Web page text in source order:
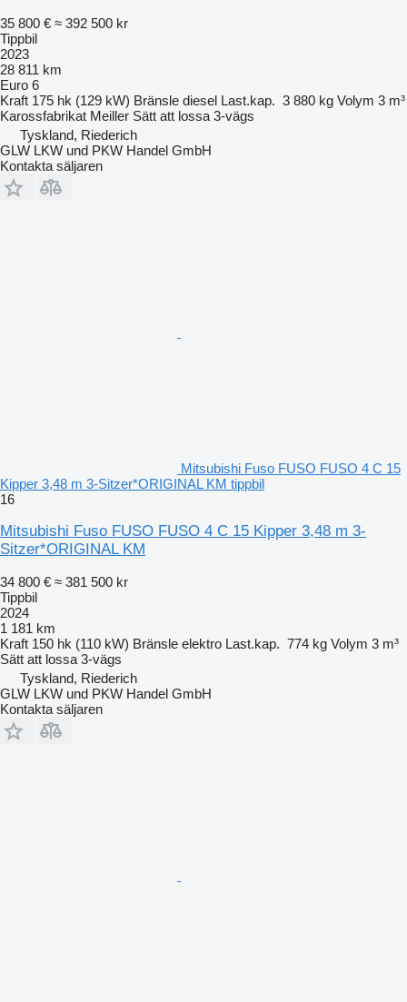
35 800 € ≈ 392 500 kr
Tippbil
2023
28 811 km
Euro 6
Kraft 175 hk (129 kW) Bränsle diesel Last.kap. 3 880 kg Volym 3 m³
Karossfabrikat Meiller Sätt att lossa 3-vägs
Tyskland, Riederich
GLW LKW und PKW Handel GmbH
Kontakta säljaren
Mitsubishi Fuso FUSO FUSO 4 C 15
Kipper 3,48 m 3-Sitzer*ORIGINAL KM tippbil
16
Mitsubishi Fuso FUSO FUSO 4 C 15 Kipper 3,48 m 3-
Sitzer*ORIGINAL KM
34 800 € ≈ 381 500 kr
Tippbil
2024
1 181 km
Kraft 150 hk (110 kW) Bränsle elektro Last.kap. 774 kg Volym 3 m³
Sätt att lossa 3-vägs
Tyskland, Riederich
GLW LKW und PKW Handel GmbH
Kontakta säljaren